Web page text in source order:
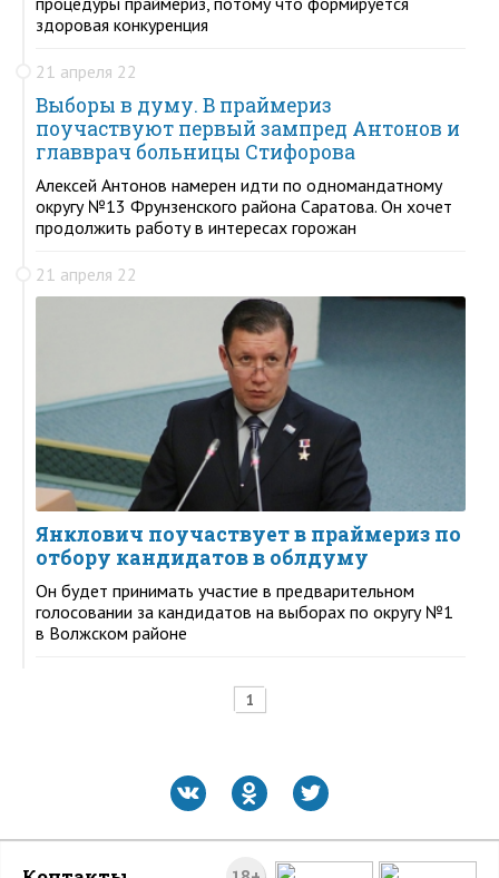
здоровая конкуренция
21 апреля 22
Выборы в думу. В праймериз
поучаствуют первый зампред Антонов и
главврач больницы Стифорова
Алексей Антонов намерен идти по одномандатному
округу №13 Фрунзенского района Саратова. Он хочет
продолжить работу в интересах горожан
21 апреля 22
Янклович поучаствует в праймериз по
отбору кандидатов в облдуму
Он будет принимать участие в предварительном
голосовании за кандидатов на выборах по округу №1
в Волжском районе
1